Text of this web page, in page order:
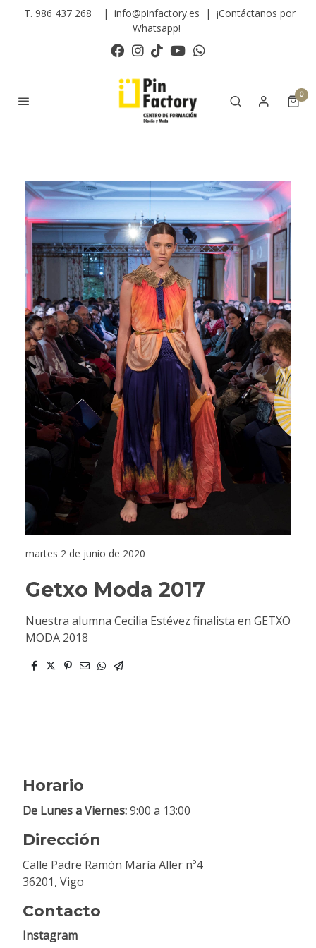
T. 986 437 268 | info@pinfactory.es | ¡Contáctanos por
Whatsapp!
0
martes 2 de junio de 2020
Getxo Moda 2017
Nuestra alumna Cecilia Estévez finalista en GETXO
MODA 2018
Horario
De Lunes a Viernes:9:00 a 13:00
Dirección
Calle Padre Ramón María Aller nº4
36201, Vigo
Contacto
Instagram